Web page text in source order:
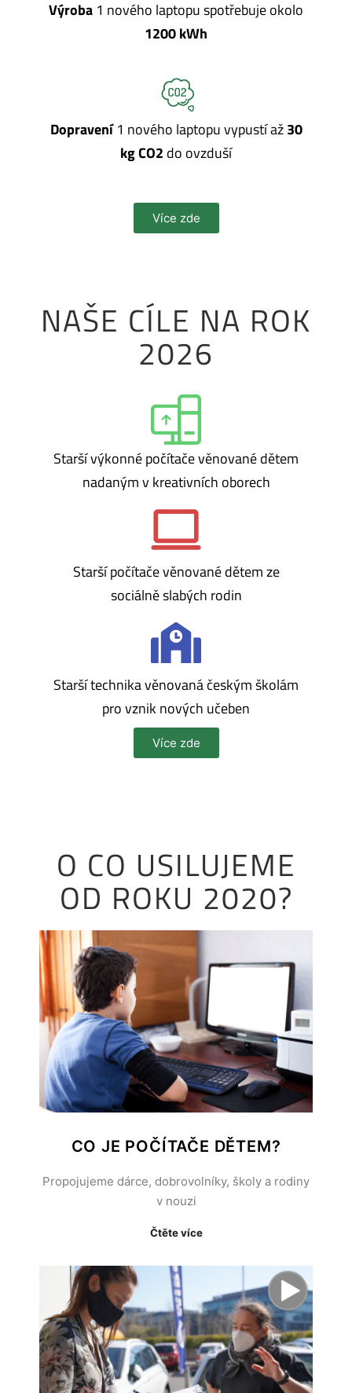
Výroba 1 nového laptopu spotřebuje okolo
1200 kWh
Dopravení1 nového laptopu vypustí až30
kg CO2 do ovzduší
Více zde
NAŠE CÍLE NA ROK
2026
Starší výkonné počítače věnované dětem
nadaným v kreativních oborech
Starší počítače věnované dětem ze
sociálně slabých rodin
Starší technika věnovaná českým školám
pro vznik nových učeben
Více zde
O CO USILUJEME
OD ROKU 2020?
CO JE POČÍTAČE DĚTEM?
Propojujeme dárce, dobrovolníky, školy a rodiny
v nouzi
Čtěte více